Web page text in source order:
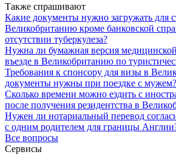
Также спрашивают
Какие документы нужно загружать для
Великобританию кроме банковской
отсутствии туберкулеза?
Нужна ли бумажная версия
въезде в Великобританию по
Требования к спонсору для визы в
документы нужны при поездке с мужем?
Сколько времени можно ездить с
после получения резидентства в
Нужен ли нотариальный перевод
с одним родителем для границы
Все вопросы
Сервисы